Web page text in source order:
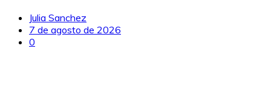
Julia Sanchez
7 de agosto de 2026
0